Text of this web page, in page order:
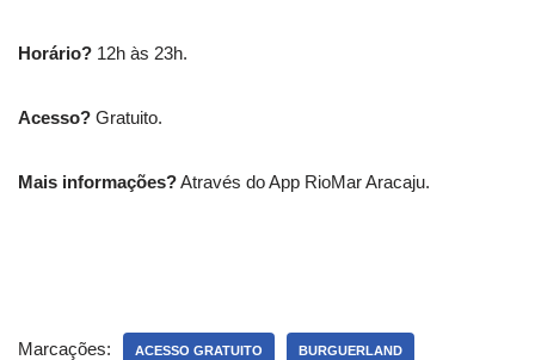
Horário? 12h às 23h.
Acesso? Gratuito.
Mais informações?Através do App RioMar Aracaju.
Marcações: ACESSO GRATUITO BURGUERLAND